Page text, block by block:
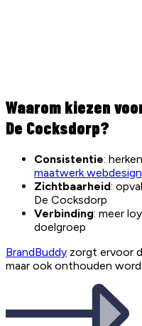
Waarom kiezen
De Cocksdorp?
Consistentie:
maatwerk webdesign
Zichtbaarheid:
De Cocksdorp
Verbinding: meer
doelgroep
BrandBuddy zorgt ervoor
maar ook onthouden